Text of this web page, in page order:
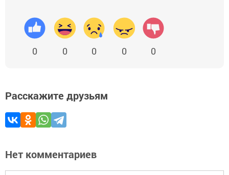
0 0 0 0 0
Расскажите друзьям
Нет комментариев